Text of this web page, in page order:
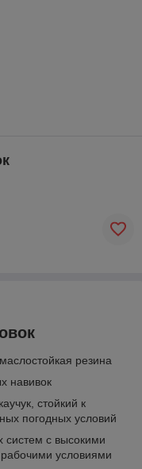
резина
навивок
стойкий к
погодных условий
систем с высокими
условиями